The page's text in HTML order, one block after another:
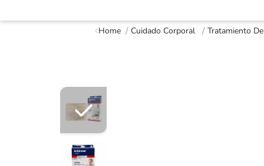
Cuidado Corporal Tratamiento